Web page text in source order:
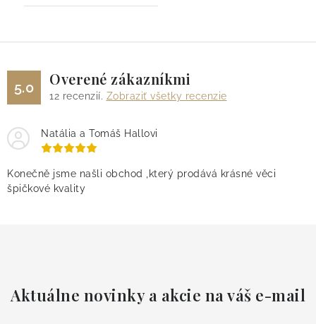
5.0 Overené zákazníkmi
12 recenzií. Zobraziť všetky recenzie
Natália a Tomáš Hallovi
Konečně jsme našli obchod ,který prodává krásné věci
špičkové kvality
Aktuálne novinky a akcie na váš e-mail